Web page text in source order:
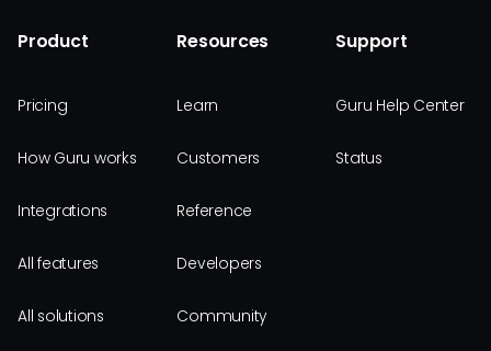
Product
Pricing
How Guru works
Integrations
All features
All solutions
Resources
Learn
Customers
Reference
Developers
Community
Support
Guru Help Center
Status